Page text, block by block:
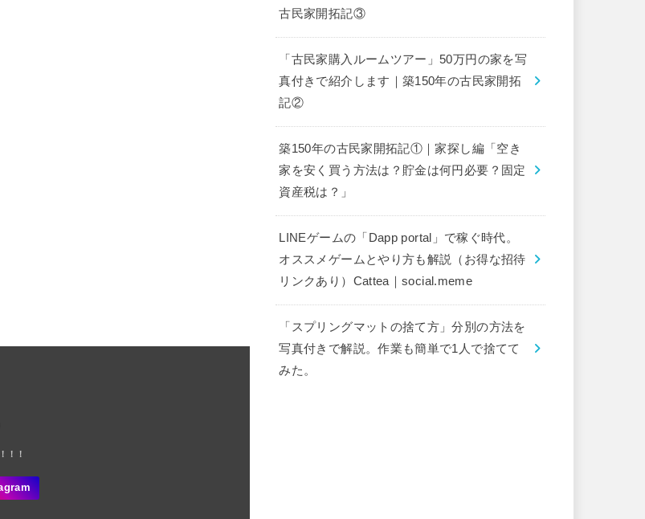
古民家開拓記③
「古民家購入ルームツアー」50万円の家を写
真付きで紹介します｜築150年の古民家開拓
記②
築150年の古民家開拓記①｜家探し編「空き
家を安く買う方法は？貯金は何円必要？固定
資産税は？」
LINEゲームの「Dapp portal」で稼ぐ時代。
オススメゲームとやり方も解説（お得な招待
リンクあり）Cattea｜social.meme
「スプリングマットの捨て方」分別の方法を
写真付きで解説。作業も簡単で1人で捨てて
みた。